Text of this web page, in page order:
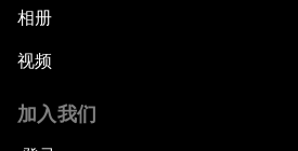
相册
视频
加入我们